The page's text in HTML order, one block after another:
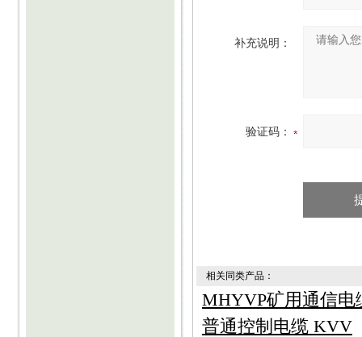
补充说明：
验证码：
相关同类产品：
MHYVP矿用通信电
普通控制电缆 KVV